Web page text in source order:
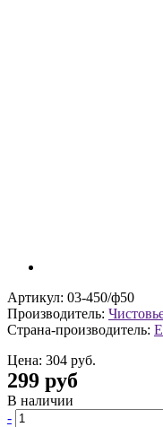
Артикул: 03-450/ф50
Производитель:
Страна-производитель:
Цена: 304 руб.
299 руб
В наличии
-